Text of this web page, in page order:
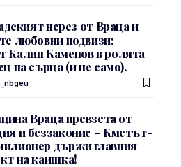
нерез от Враца и
любовни подвизи:
Калин Каменов в ролята
на сърца (и не само).
Враца превзета от
и беззаконие – Кметът-
държи главния
на каишка!